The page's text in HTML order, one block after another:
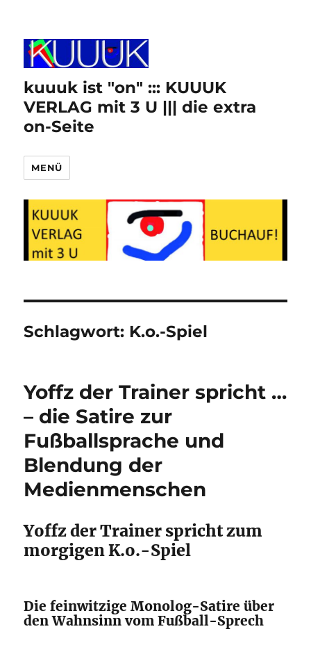
kuuuk ist "on" ::: KUUUK
VERLAG mit 3 U ||| die extra
on-Seite
MENÜ
Schlagwort: K.o.-Spiel
Yoffz der Trainer spricht …
– die Satire zur
Fußballsprache und
Blendung der
Medienmenschen
Yoffz der Trainer spricht zum
morgigen K.o.-Spiel
Die feinwitzige Monolog-Satire über
den Wahnsinn vom Fußball-Sprech